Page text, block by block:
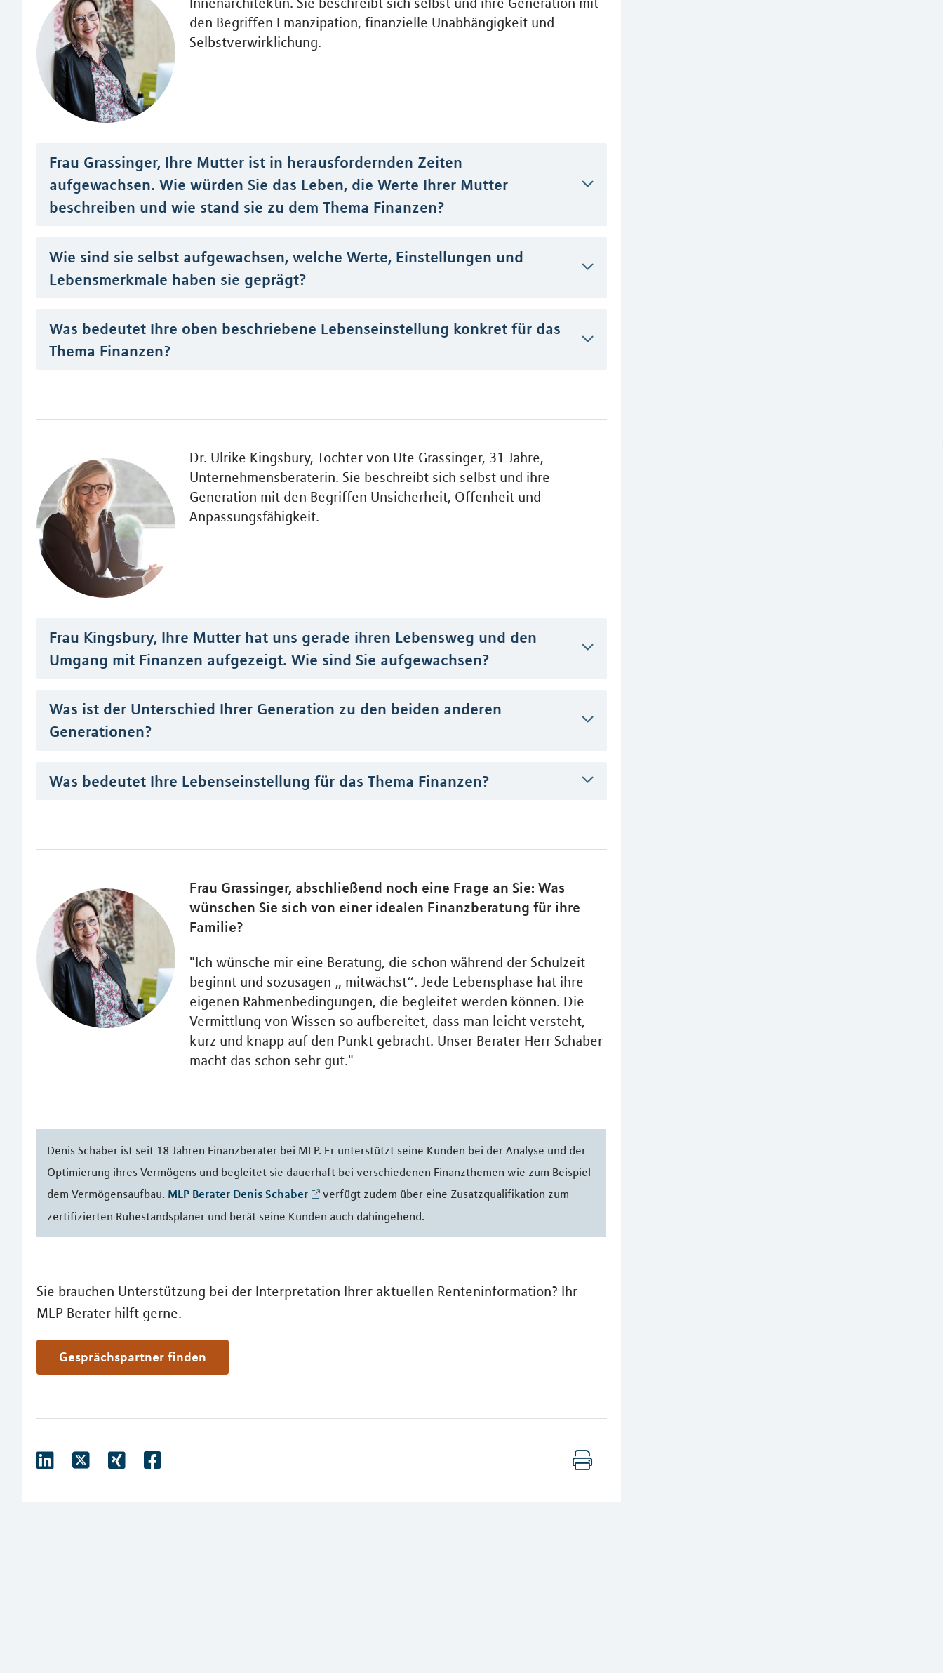
den Begriffen Emanzipation, finanzielle Unabhängigkeit und
Selbstverwirklichung.
Frau Grassinger, Ihre Mutter ist in herausfordernden Zeiten
aufgewachsen. Wie würden Sie das Leben, die Werte Ihrer Mutter
beschreiben und wie stand sie zu dem Thema Finanzen?
Wie sind sie selbst aufgewachsen, welche Werte, Einstellungen und
Lebensmerkmale haben sie geprägt?
Was bedeutet Ihre oben beschriebene Lebenseinstellung konkret für das
Thema Finanzen?
Dr. Ulrike Kingsbury, Tochter von Ute Grassinger, 31 Jahre,
Unternehmensberaterin. Sie beschreibt sich selbst und ihre
Generation mit den Begriffen Unsicherheit, Offenheit und
Anpassungsfähigkeit.
Frau Kingsbury, Ihre Mutter hat uns gerade ihren Lebensweg und den
Umgang mit Finanzen aufgezeigt. Wie sind Sie aufgewachsen?
Was ist der Unterschied Ihrer Generation zu den beiden anderen
Generationen?
Was bedeutet Ihre Lebenseinstellung für das Thema Finanzen?
Frau Grassinger, abschließend noch eine Frage an Sie: Was
wünschen Sie sich von einer idealen Finanzberatung für ihre
Familie?
"Ich wünsche mir eine Beratung, die schon während der Schulzeit
beginnt und sozusagen „ mitwächst“. Jede Lebensphase hat ihre
eigenen Rahmenbedingungen, die begleitet werden können. Die
Vermittlung von Wissen so aufbereitet, dass man leicht versteht,
kurz und knapp auf den Punkt gebracht. Unser Berater Herr Schaber
macht das schon sehr gut."
Denis Schaber ist seit 18 Jahren Finanzberater bei MLP. Er unterstützt seine Kunden bei der Analyse und der
Optimierung ihres Vermögens und begleitet sie dauerhaft bei verschiedenen Finanzthemen wie zum Beispiel
dem Vermögensaufbau. MLP Berater Denis Schaber
verfügt zudem über eine Zusatzqualifikation zum
zertifizierten Ruhestandsplaner und berät seine Kunden auch dahingehend.
Sie brauchen Unterstützung bei der Interpretation Ihrer aktuellen Renteninformation? Ihr
MLP Berater hilft gerne.
Gesprächspartner finden